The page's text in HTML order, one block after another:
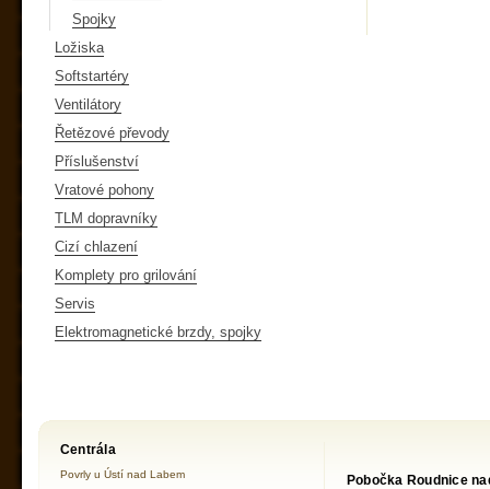
Spojky
Ložiska
Softstartéry
Ventilátory
Řetězové převody
Příslušenství
Vratové pohony
TLM dopravníky
Cizí chlazení
Komplety pro grilování
Servis
Elektromagnetické brzdy, spojky
Centrála
Povrly u Ústí nad Labem
Pobočka Roudnice